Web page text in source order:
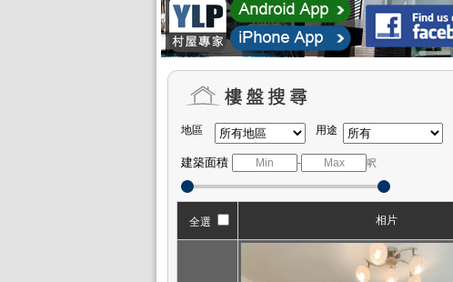
地區 用途
建築面積 - 呎
全選 相片